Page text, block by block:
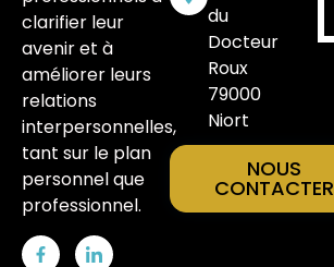
clarifier leur
avenir et à
améliorer leurs
relations
interpersonnelles,
tant sur le plan
personnel que
professionnel.
du
Docteur
Roux
79000
Niort
NOUS
CONTACTER